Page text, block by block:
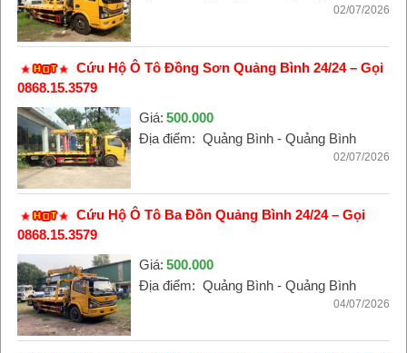
02/07/2026
Cứu Hộ Ô Tô Đồng Sơn Quảng Bình 24/24 – Gọi
0868.15.3579
Giá: 500.000
Địa điểm: Quảng Bình - Quảng Bình
02/07/2026
Cứu Hộ Ô Tô Ba Đồn Quảng Bình 24/24 – Gọi
0868.15.3579
Giá: 500.000
Địa điểm: Quảng Bình - Quảng Bình
04/07/2026